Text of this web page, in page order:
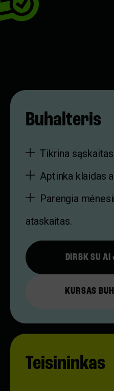
Buhalteris
Tikrina
Aptinka klaidas
Parengia
ataskaitas.
DIRBK SU AI
KURSAS
Teisininkas